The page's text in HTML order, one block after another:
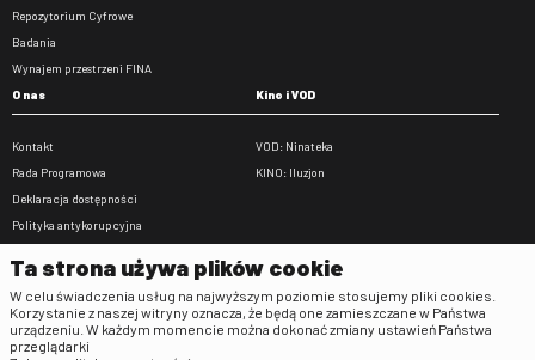
Repozytorium Cyfrowe
Badania
Wynajem przestrzeni FINA
O nas
Kontakt
Rada Programowa
Deklaracja dostępności
Polityka antykorupcyjna
Zamówienia publiczne
Praca w FINA
Kino i VOD
VOD: Ninateka
KINO: Iluzjon
Regulaminy
Ta strona używa plików cookie
W celu świadczenia usług na najwyższym poziomie stosujemy pliki cookies.
Korzystanie z naszej witryny oznacza, że będą one zamieszczane w Państwa
urządzeniu. W każdym momencie można dokonać zmiany ustawień Państwa
przeglądarki